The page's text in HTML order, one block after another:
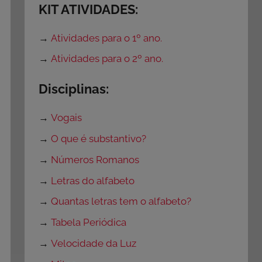
KIT ATIVIDADES:
→Atividades para o 1º ano.
→Atividades para o 2º ano.
Disciplinas:
→Vogais
→O que é substantivo?
→ Números Romanos
→ Letras do alfabeto
→Quantas letras tem o alfabeto?
→Tabela Periódica
→Velocidade da Luz